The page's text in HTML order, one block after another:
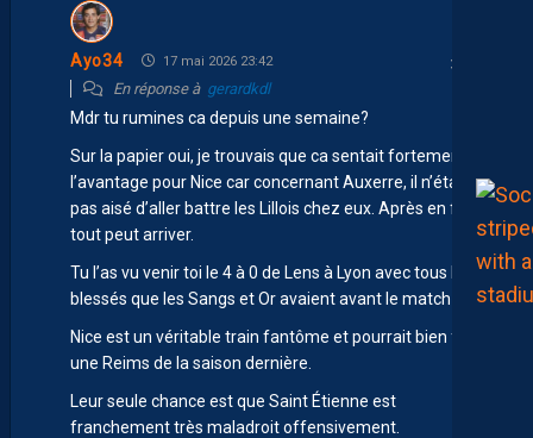
Ayo34 17 mai 2026 23:42
En réponse à gerardkdl
Mdr tu rumines ca depuis une semaine?
Sur la papier oui, je trouvais que ca sentait fortement
l’avantage pour Nice car concernant Auxerre, il n’était
pas aisé d’aller battre les Lillois chez eux. Après en foot
tout peut arriver.
Tu l’as vu venir toi le 4 à 0 de Lens à Lyon avec tous les
blessés que les Sangs et Or avaient avant le match ?
Nice est un véritable train fantôme et pourrait bien faire
une Reims de la saison dernière.
Leur seule chance est que Saint Étienne est
franchement très maladroit offensivement.